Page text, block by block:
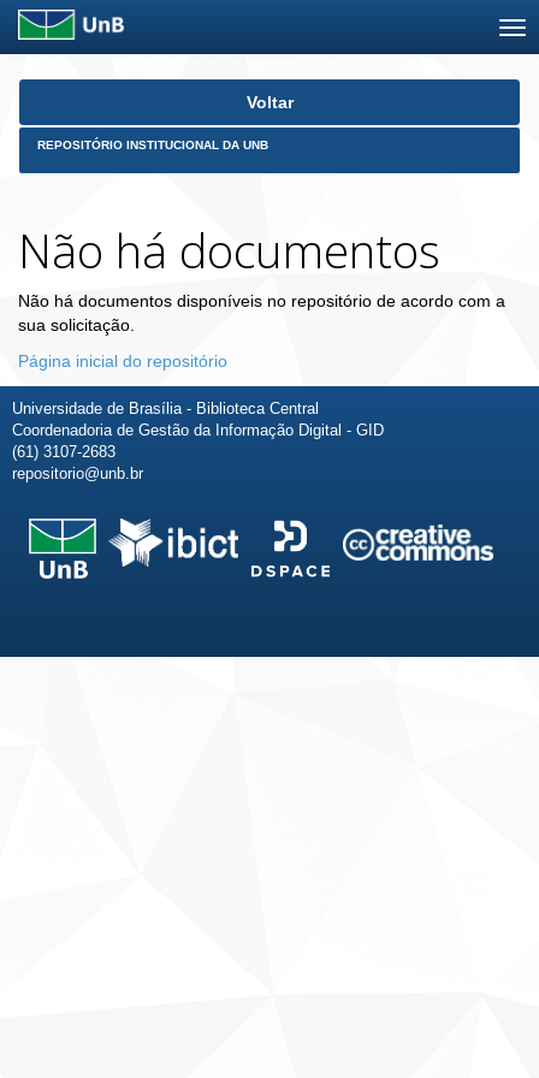
Skip
Voltar
REPOSITÓRIO INSTITUCIONAL DA UNB
Não há documentos
Não há documentos disponíveis no repositório de acordo com a
sua solicitação.
Página inicial do repositório
Universidade de Brasília - Biblioteca Central
Coordenadoria de Gestão da Informação Digital - GID
(61) 3107-2683
repositorio@unb.br